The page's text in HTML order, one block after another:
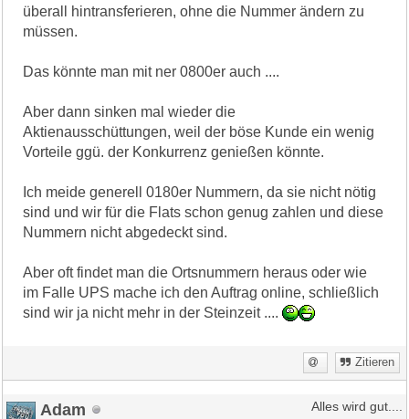
überall hintransferieren, ohne die Nummer ändern zu
müssen.
Das könnte man mit ner 0800er auch ....
Aber dann sinken mal wieder die
Aktienausschüttungen, weil der böse Kunde ein wenig
Vorteile ggü. der Konkurrenz genießen könnte.
Ich meide generell 0180er Nummern, da sie nicht nötig
sind und wir für die Flats schon genug zahlen und diese
Nummern nicht abgedeckt sind.
Aber oft findet man die Ortsnummern heraus oder wie
im Falle UPS mache ich den Auftrag online, schließlich
sind wir ja nicht mehr in der Steinzeit ....
Zitieren
Adam Alles wird gut....